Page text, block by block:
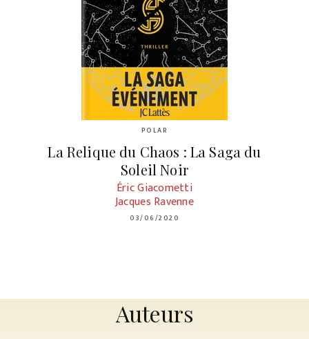
POLAR
La Relique du Chaos : La Saga du
Soleil Noir
Éric Giacometti
Jacques Ravenne
03/06/2020
Auteurs